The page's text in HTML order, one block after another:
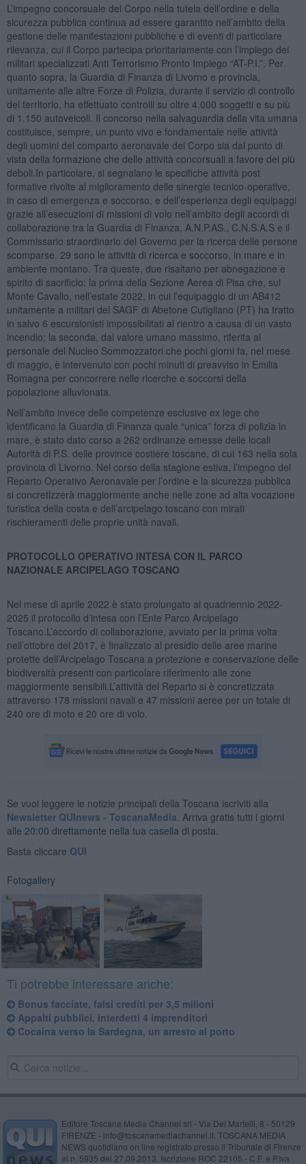
L’impegno concorsuale del Corpo nella tutela dell’ordine e della
sicurezza pubblica continua ad essere garantito nell’ambito della
gestione delle manifestazioni pubbliche e di eventi di particolare
rilevanza, cui il Corpo partecipa prioritariamente con l’impiego dei
militari specializzati Anti Terrorismo Pronto Impiego “AT-P.I.”. Per
quanto sopra, la Guardia di Finanza di Livorno e provincia,
unitamente alle altre Forze di Polizia, durante il servizio di controllo
del territorio, ha effettuato controlli su oltre 4.000 soggetti e su più
di 1.150 autoveicoli. Il concorso nella salvaguardia della vita umana
costituisce, sempre, un punto vivo e fondamentale nelle attività
degli uomini del comparto aeronavale del Corpo sia dal punto di
vista della formazione che delle attività concorsuali a favore dei più
deboli.In particolare, si segnalano le specifiche attività post
formative rivolte al miglioramento delle sinergie tecnico-operative,
in caso di emergenza e soccorso, e dell’esperienza degli equipaggi
grazie all’esecuzioni di missioni di volo nell’ambito degli accordi di
collaborazione tra la Guardia di Finanza, A.N.P.AS., C.N.S.A.S e il
Commissario straordinario del Governo per la ricerca delle persone
scomparse. 29 sono le attività di ricerca e soccorso, in mare e in
ambiente montano. Tra queste, due risaltano per abnegazione e
spirito di sacrificio: la prima della Sezione Aerea di Pisa che, sul
Monte Cavallo, nell’estate 2022, in cui l’equipaggio di un AB412
unitamente a militari del SAGF di Abetone Cutigliano (PT) ha tratto
in salvo 6 escursionisti impossibilitati al rientro a causa di un vasto
incendio; la seconda, dal valore umano massimo, riferita al
personale del Nucleo Sommozzatori che pochi giorni fa, nel mese
di maggio, è intervenuto con pochi minuti di preavviso in Emilia
Romagna per concorrere nelle ricerche e soccorsi della
popolazione alluvionata.
Nell’ambito invece delle competenze esclusive ex lege che
identificano la Guardia di Finanza quale “unica” forza di polizia in
mare, è stato dato corso a 262 ordinanze emesse delle locali
Autorità di P.S. delle province costiere toscane, di cui 163 nella sola
provincia di Livorno. Nel corso della stagione estiva, l’impegno del
Reparto Operativo Aeronavale per l’ordine e la sicurezza pubblica
si concretizzerà maggiormente anche nelle zone ad alta vocazione
turistica della costa e dell’arcipelago toscano con mirati
rischieramenti delle proprie unità navali.
PROTOCOLLO OPERATIVO INTESA CON IL PARCO
NAZIONALE ARCIPELAGO TOSCANO
Nel mese di aprile 2022 è stato prolungato al quadriennio 2022-
2025 il protocollo d’intesa con l’Ente Parco Arcipelago
Toscano.L’accordo di collaborazione, avviato per la prima volta
nell’ottobre del 2017, è finalizzato al presidio delle aree marine
protette dell’Arcipelago Toscana a protezione e conservazione delle
biodiversità presenti con particolare riferimento alle zone
maggiormente sensibili.L’attività del Reparto si è concretizzata
attraverso 178 missioni navali e 47 missioni aeree per un totale di
240 ore di moto e 20 ore di volo.
Se vuoi leggere le notizie principali della Toscana iscriviti alla
Newsletter QUInews - ToscanaMedia. Arriva gratis tutti i giorni
alle 20:00 direttamente nella tua casella di posta.
Basta cliccare QUI
Fotogallery
Ti potrebbe interessare anche:
Bonus facciate, falsi crediti per 3,5 milioni
Appalti pubblici, interdetti 4 imprenditori
Cocaina verso la Sardegna, un arresto al porto
Editore Toscana Media Channel srl - Via Dei Martelli, 8 - 50129
FIRENZE - info@toscanamediachannel.it. TOSCANA MEDIA
NEWS quotidiano on line registrato presso il Tribunale di Firenze
al n. 5935 del 27.09.2013. Iscrizione ROC 22105 - C.F. e P.Iva